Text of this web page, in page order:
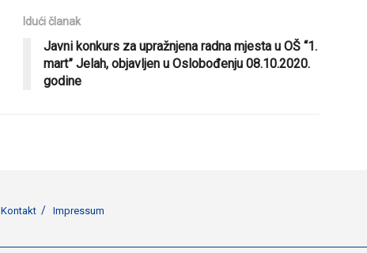
Idući članak
Javni konkurs za upražnjena radna mjesta u OŠ “1.
mart” Jelah, objavljen u Oslobođenju 08.10.2020.
godine
Kontakt Impressum